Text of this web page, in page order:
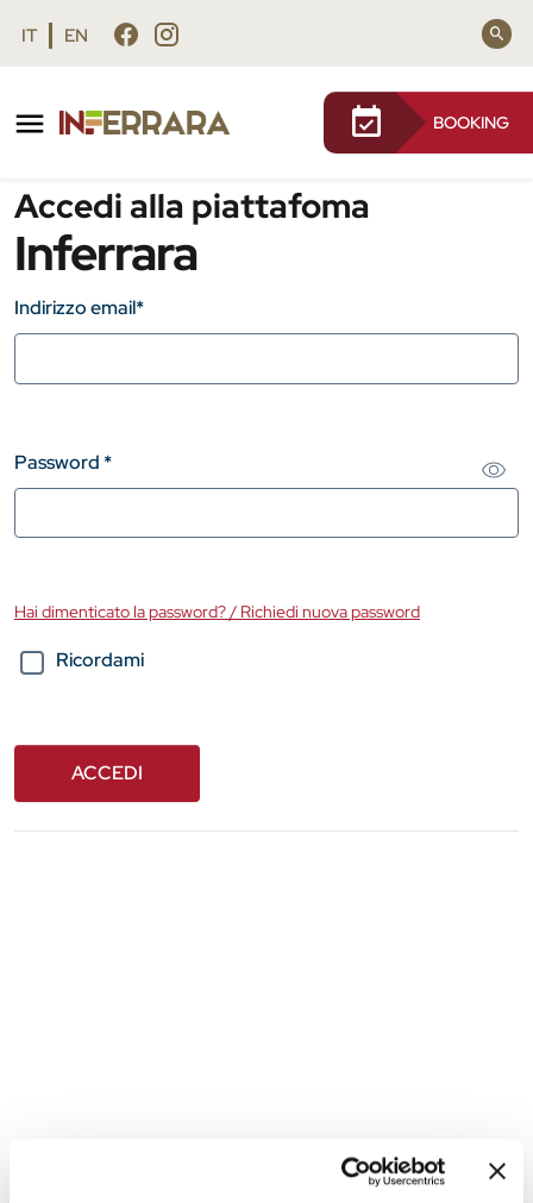
Vai al contenuto principale
Vai al footer
IT EN
BOOKING
Accedi alla piattafoma
Inferrara
Indirizzo email*
Password *
Hai dimenticato la password? / Richiedi nuova password
Ricordami
ACCEDI